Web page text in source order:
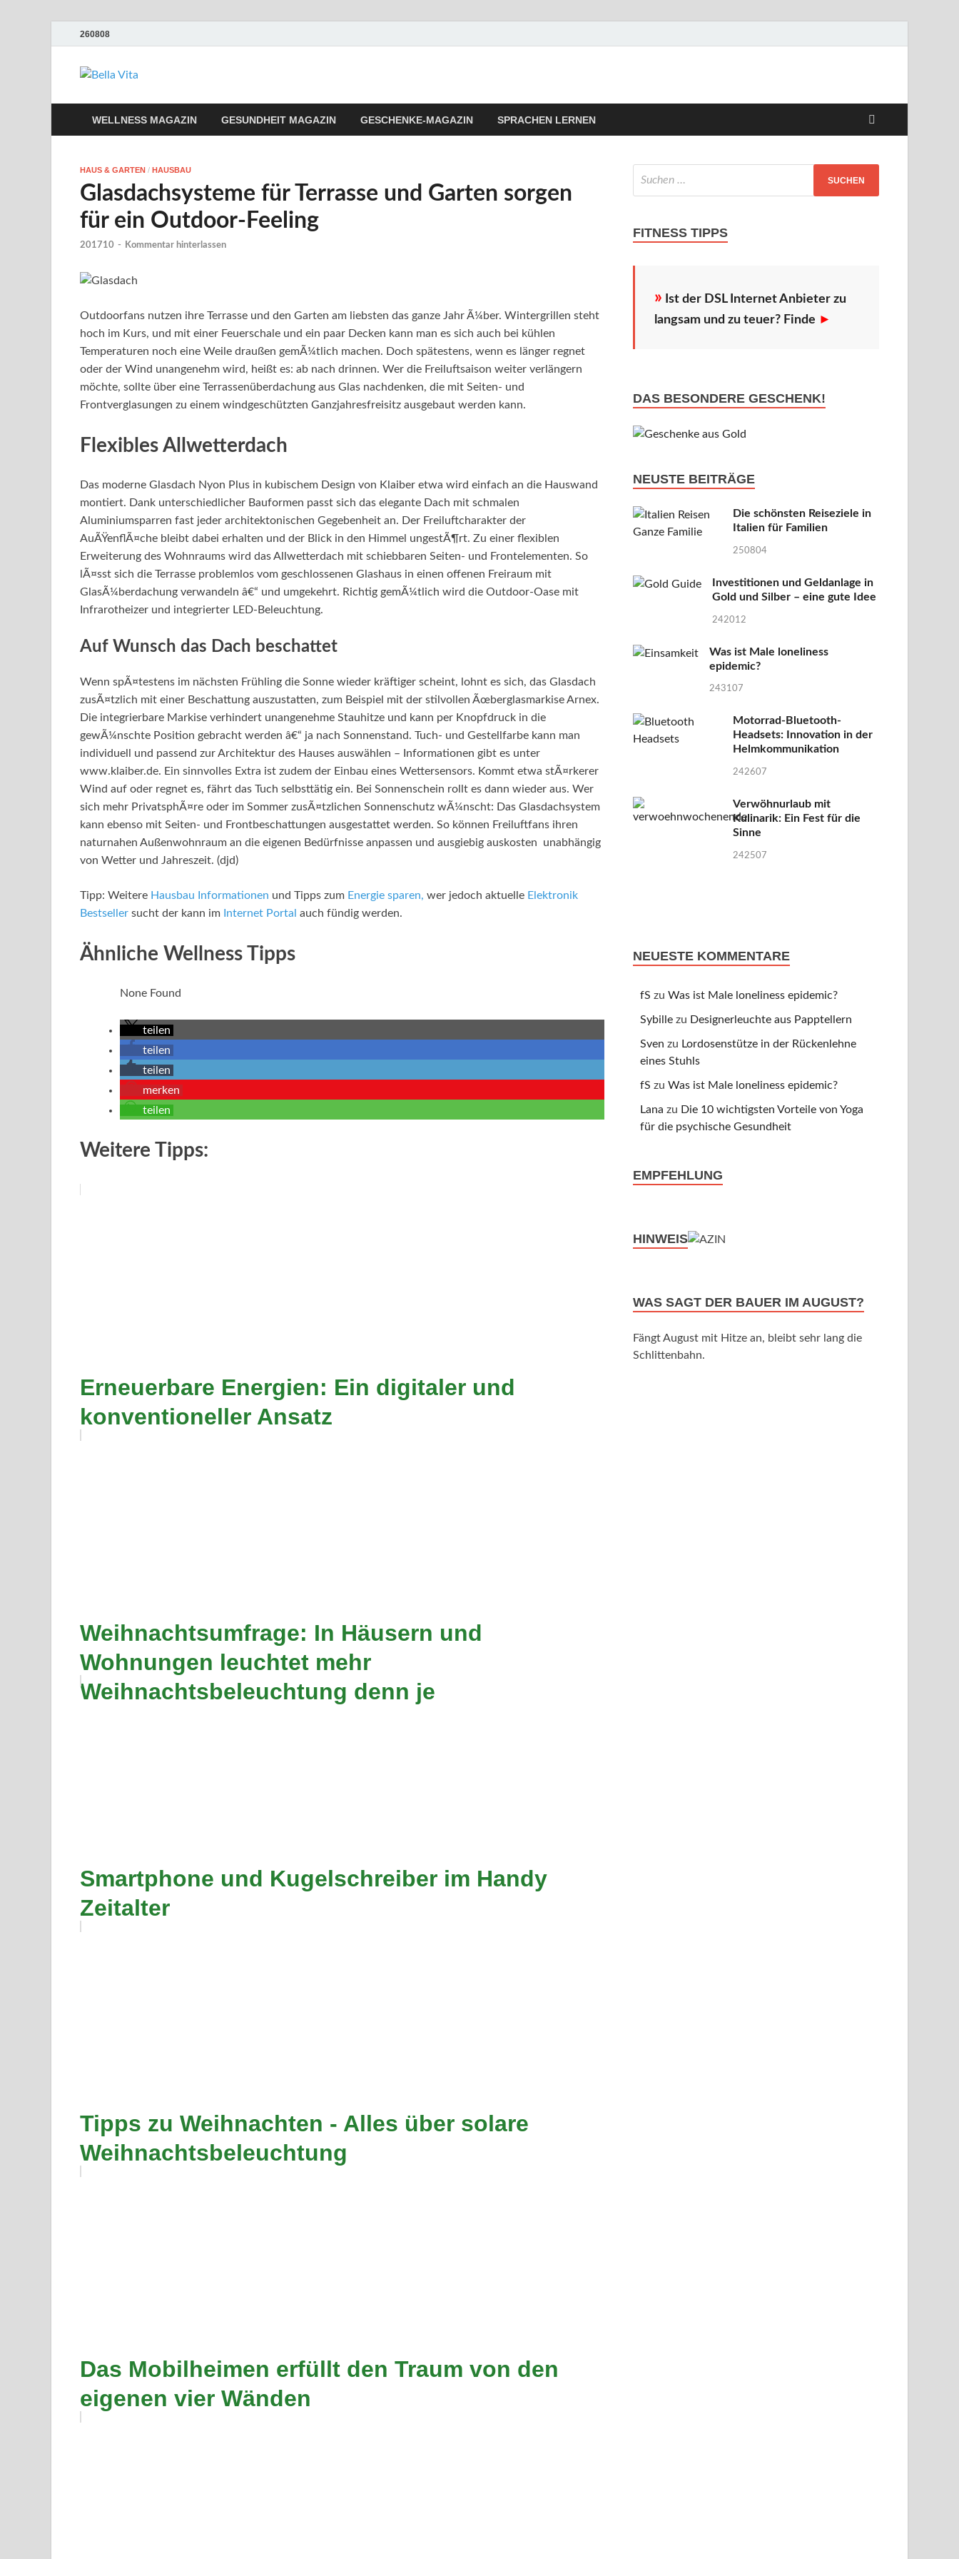
260808
Bella Vita Wellness Fitness Tipps
WELLNESS MAGAZIN GESUNDHEIT MAGAZIN GESCHENKE-MAGAZIN SPRACHEN LERNEN
HAUS & GARTEN / HAUSBAU
Glasdachsysteme für Terrasse und Garten sorgen
für ein Outdoor-Feeling
201710 - Kommentar hinterlassen
Outdoorfans nutzen ihre Terrasse und den Garten am liebsten das ganze Jahr Ã¼ber. Wintergrillen steht
hoch im Kurs, und mit einer Feuerschale und ein paar Decken kann man es sich auch bei kühlen
Temperaturen noch eine Weile draußen gemÃ¼tlich machen. Doch spätestens, wenn es länger regnet
oder der Wind unangenehm wird, heißt es: ab nach drinnen. Wer die Freiluftsaison weiter verlängern
möchte, sollte über eine Terrassenüberdachung aus Glas nachdenken, die mit Seiten- und
Frontverglasungen zu einem windgeschützten Ganzjahresfreisitz ausgebaut werden kann.
Flexibles Allwetterdach
Das moderne Glasdach Nyon Plus in kubischem Design von Klaiber etwa wird einfach an die Hauswand
montiert. Dank unterschiedlicher Bauformen passt sich das elegante Dach mit schmalen
Aluminiumsparren fast jeder architektonischen Gegebenheit an. Der Freiluftcharakter der
AuÃŸenflÃ¤che bleibt dabei erhalten und der Blick in den Himmel ungestÃ¶rt. Zu einer flexiblen
Erweiterung des Wohnraums wird das Allwetterdach mit schiebbaren Seiten- und Frontelementen. So
lÃ¤sst sich die Terrasse problemlos vom geschlossenen Glashaus in einen offenen Freiraum mit
GlasÃ¼berdachung verwandeln â€“ und umgekehrt. Richtig gemÃ¼tlich wird die Outdoor-Oase mit
Infrarotheizer und integrierter LED-Beleuchtung.
Auf Wunsch das Dach beschattet
Wenn spÃ¤testens im nächsten Frühling die Sonne wieder kräftiger scheint, lohnt es sich, das Glasdach
zusÃ¤tzlich mit einer Beschattung auszustatten, zum Beispiel mit der stilvollen Ãœberglasmarkise Arnex.
Die integrierbare Markise verhindert unangenehme Stauhitze und kann per Knopfdruck in die
gewÃ¼nschte Position gebracht werden â€“ ja nach Sonnenstand. Tuch- und Gestellfarbe kann man
individuell und passend zur Architektur des Hauses auswählen – Informationen gibt es unter
www.klaiber.de. Ein sinnvolles Extra ist zudem der Einbau eines Wettersensors. Kommt etwa stÃ¤rkerer
Wind auf oder regnet es, fährt das Tuch selbsttätig ein. Bei Sonnenschein rollt es dann wieder aus. Wer
sich mehr PrivatsphÃ¤re oder im Sommer zusÃ¤tzlichen Sonnenschutz wÃ¼nscht: Das Glasdachsystem
kann ebenso mit Seiten- und Frontbeschattungen ausgestattet werden. So können Freiluftfans ihren
naturnahen Außenwohnraum an die eigenen Bedürfnisse anpassen und ausgiebig auskosten unabhängig
von Wetter und Jahreszeit. (djd)
Tipp: Weitere Hausbau Informationen und Tipps zum Energie sparen, wer jedoch aktuelle Elektronik
Bestseller sucht der kann im Internet Portal auch fündig werden.
Ähnliche Wellness Tipps
None Found
teilen
teilen
teilen
merken
teilen
Weitere Tipps:
Erneuerbare Energien: Ein digitaler und
konventioneller Ansatz
Weihnachtsumfrage: In Häusern und
Wohnungen leuchtet mehr
Weihnachtsbeleuchtung denn je
Smartphone und Kugelschreiber im Handy
Zeitalter
Tipps zu Weihnachten - Alles über solare
Weihnachtsbeleuchtung
Das Mobilheimen erfüllt den Traum von den
eigenen vier Wänden
FITNESS TIPPS
» Ist der DSL Internet Anbieter zu
langsam und zu teuer? Finde ►
DAS BESONDERE GESCHENK!
NEUSTE BEITRÄGE
Die schönsten Reiseziele in
Italien für Familien
250804
Investitionen und Geldanlage in
Gold und Silber – eine gute Idee
242012
Was ist Male loneliness
epidemic?
243107
Motorrad-Bluetooth-
Headsets: Innovation in der
Helmkommunikation
242607
Verwöhnurlaub mit
Kulinarik: Ein Fest für die
Sinne
242507
NEUESTE KOMMENTARE
fS zuWas ist Male loneliness epidemic?
Sybille zu Designerleuchte aus Papptellern
Sven zu Lordosenstütze in der Rückenlehne
eines Stuhls
fS zuWas ist Male loneliness epidemic?
Lana zu Die 10 wichtigsten Vorteile von Yoga
für die psychische Gesundheit
EMPFEHLUNG
HINWEIS
WAS SAGT DER BAUER IM AUGUST?
Fängt August mit Hitze an, bleibt sehr lang die
Schlittenbahn.